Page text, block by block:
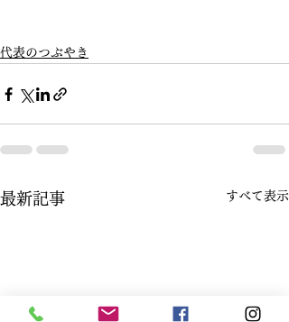
代表のつぶやき
最新記事 すべて表示